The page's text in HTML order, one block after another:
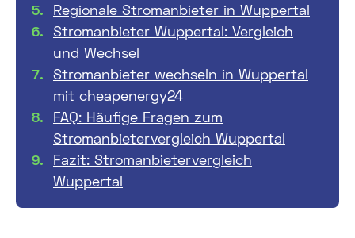
Regionale Stromanbieter in Wuppertal
Stromanbieter Wuppertal: Vergleich
und Wechsel
Stromanbieter wechseln in Wuppertal
mit cheapenergy24
FAQ: Häufige Fragen zum
Stromanbietervergleich Wuppertal
Fazit: Stromanbietervergleich
Wuppertal